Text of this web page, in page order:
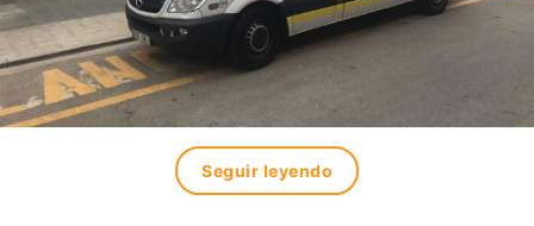
Seguir leyendo